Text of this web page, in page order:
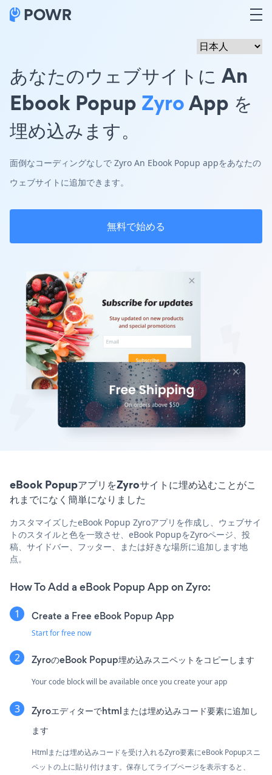
あなたのウェブサイトに An
Ebook Popup ZyroApp を
埋め込みます。
面倒なコーディングなしで Zyro An Ebook Popup appをあなたの
ウェブサイトに追加できます。
無料で始める
eBook PopupアプリをZyroサイトに埋め込むことがこ
れまでになく簡単になりました
カスタマイズしたeBook Popup Zyroアプリを作成し、ウェブサイ
トのスタイルと色を一致させ、eBook PopupをZyroページ、投
稿、サイドバー、フッター、または好きな場所に追加します地
点。
How To Add a eBook Popup App on Zyro:
Create a Free eBook Popup App
Start for free now
ZyroのeBook Popup埋め込みスニペットをコピーします
Your code block will be available once you create your app
Zyroエディターでhtmlまたは埋め込みコード要素に追加し
ます
Htmlまたは埋め込みコードを受け入れるZyro要素にeBook Popupスニ
ペットの上に貼り付けます。保存してライブページを表示すると、